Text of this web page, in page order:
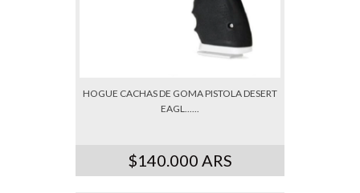
HOGUE CACHAS DE GOMA PISTOLA DESERT
EAGL......
$140.000 ARS